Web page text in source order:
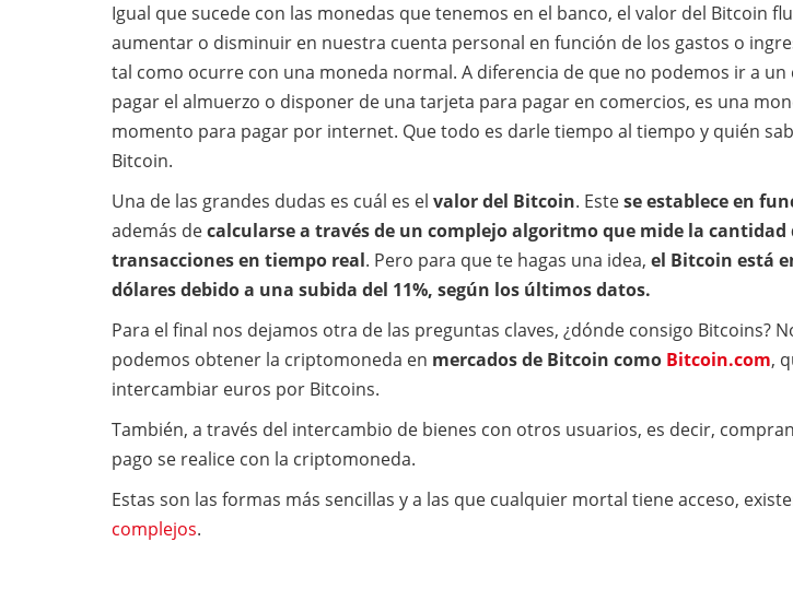
Igual que sucede con las monedas que tenemos en el banco, el valor del Bitcoin
aumentar o disminuir en nuestra cuenta personal en función de los gastos o
tal como ocurre con una moneda normal. A diferencia de que no podemos ir a
pagar el almuerzo o disponer de una tarjeta para pagar en comercios, es una
momento para pagar por internet. Que todo es darle tiempo al tiempo y quién
Bitcoin.
Una de las grandes dudas es cuál es el valor del Bitcoin. Estese establece en
además decalcularse a través de un complejo algoritmo que mide la
transacciones en tiempo real. Pero para que te hagas una idea, el Bitcoin está
dólares debido a una subida del 11%, según los últimos datos.
Para el final nos dejamos otra de las preguntas claves, ¿dónde consigo Bitcoins?
podemos obtener la criptomoneda en mercados de Bitcoin como Bitcoin.com,
intercambiar euros por Bitcoins.
También, a través del intercambio de bienes con otros usuarios, es decir,
pago se realice con la criptomoneda.
Estas son las formas más sencillas y a las que cualquier mortal tiene acceso,
complejos.